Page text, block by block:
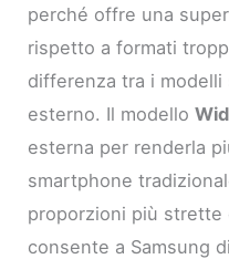
perché offre una
rispetto a formati
differenza tra i
esterno. Il modello
esterna per renderla
smartphone
proporzioni più strette
consente a Samsung